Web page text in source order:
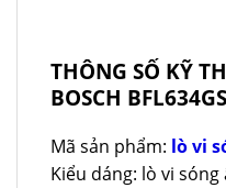
THÔNG SỐ KỸ
BOSCH
Mã sản phẩm: lò vi
Kiểu dáng: lò vi